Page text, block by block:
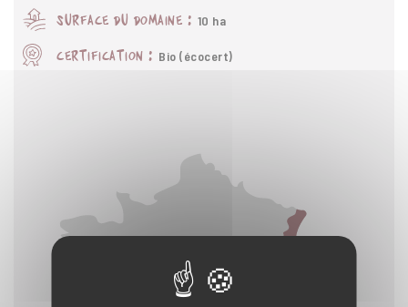
surface du domaine : 10 ha
certification : Bio (écocert)